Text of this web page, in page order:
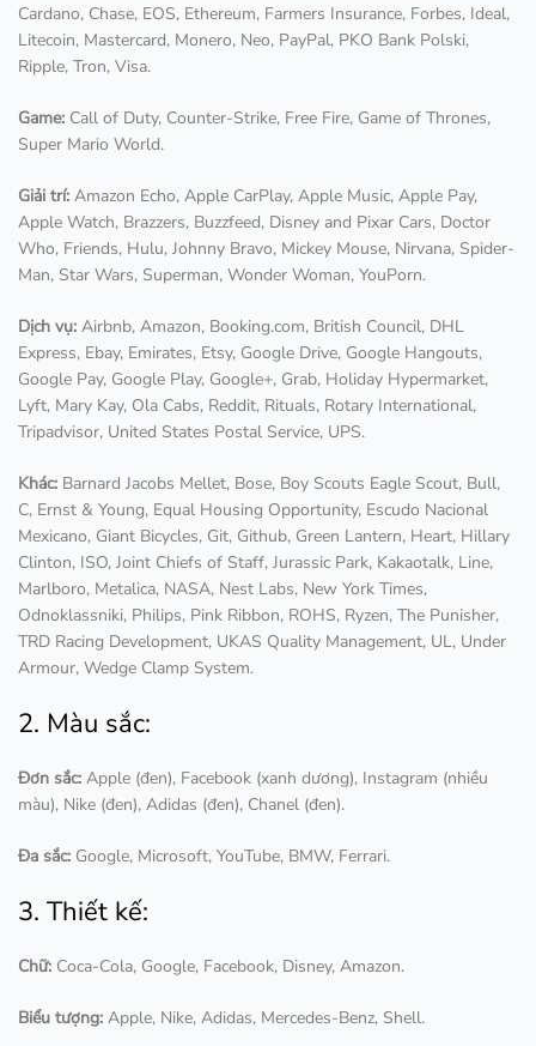
Cardano, Chase, EOS, Ethereum, Farmers Insurance, Forbes, Ideal,
Litecoin, Mastercard, Monero, Neo, PayPal, PKO Bank Polski,
Ripple, Tron, Visa.
Game: Call of Duty, Counter-Strike, Free Fire, Game of Thrones,
Super Mario World.
Giải trí: Amazon Echo, Apple CarPlay, Apple Music, Apple Pay,
Apple Watch, Brazzers, Buzzfeed, Disney and Pixar Cars, Doctor
Who, Friends, Hulu, Johnny Bravo, Mickey Mouse, Nirvana, Spider-
Man, Star Wars, Superman, Wonder Woman, YouPorn.
Dịch vụ: Airbnb, Amazon, Booking.com, British Council, DHL
Express, Ebay, Emirates, Etsy, Google Drive, Google Hangouts,
Google Pay, Google Play, Google+, Grab, Holiday Hypermarket,
Lyft, Mary Kay, Ola Cabs, Reddit, Rituals, Rotary International,
Tripadvisor, United States Postal Service, UPS.
Khác: Barnard Jacobs Mellet, Bose, Boy Scouts Eagle Scout, Bull,
C, Ernst & Young, Equal Housing Opportunity, Escudo Nacional
Mexicano, Giant Bicycles, Git, Github, Green Lantern, Heart, Hillary
Clinton, ISO, Joint Chiefs of Staff, Jurassic Park, Kakaotalk, Line,
Marlboro, Metalica, NASA, Nest Labs, New York Times,
Odnoklassniki, Philips, Pink Ribbon, ROHS, Ryzen, The Punisher,
TRD Racing Development, UKAS Quality Management, UL, Under
Armour, Wedge Clamp System.
2. Màu sắc:
Đơn sắc: Apple (đen), Facebook (xanh dương), Instagram (nhiều
màu), Nike (đen), Adidas (đen), Chanel (đen).
Đa sắc: Google, Microsoft, YouTube, BMW, Ferrari.
3. Thiết kế:
Chữ: Coca-Cola, Google, Facebook, Disney, Amazon.
Biểu tượng: Apple, Nike, Adidas, Mercedes-Benz, Shell.